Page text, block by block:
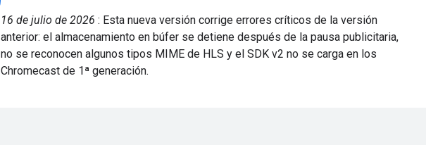
16 de julio de 2026 : Esta nueva versión corrige errores críticos de la versión
anterior: el almacenamiento en búfer se detiene después de la pausa publicitaria,
no se reconocen algunos tipos MIME de HLS y el SDK v2 no se carga en los
Chromecast de 1ª generación.